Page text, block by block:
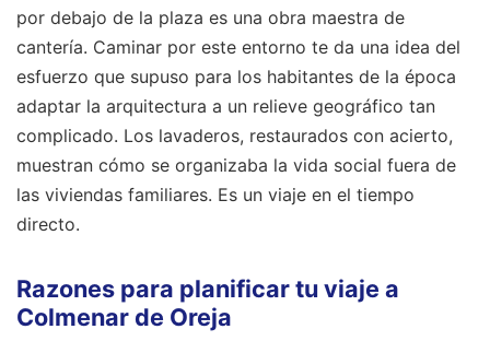
por debajo de la plaza es una obra maestra de
cantería. Caminar por este entorno te da una idea del
esfuerzo que supuso para los habitantes de la época
adaptar la arquitectura a un relieve geográfico tan
complicado. Los lavaderos, restaurados con acierto,
muestran cómo se organizaba la vida social fuera de
las viviendas familiares. Es un viaje en el tiempo
directo.
Razones para planificar tu viaje a
Colmenar de Oreja